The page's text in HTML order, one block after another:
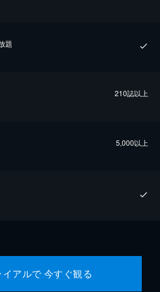
題
210誌以上
5,000以上
アルで 今すぐ観る